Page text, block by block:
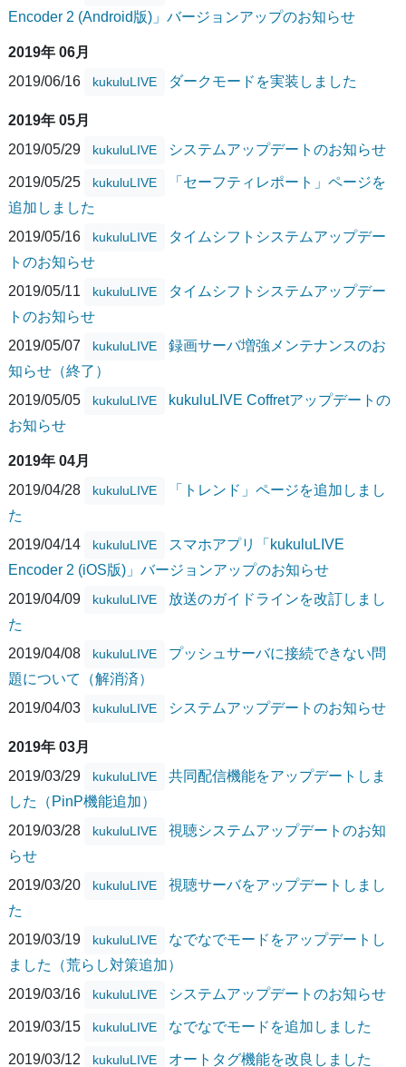
Encoder 2 (Android版)」バージョンアップのお知らせ
2019年 06月
2019/06/16
kukuluLIVE ダークモードを実装しました
2019年 05月
2019/05/29
kukuluLIVE システムアップデートのお知らせ
2019/05/25 kukuluLIVE
「セーフティレポート」ページを
追加しました
2019/05/16
kukuluLIVE
タイムシフトシステムアップデー
トのお知らせ
2019/05/11
kukuluLIVE
タイムシフトシステムアップデー
トのお知らせ
2019/05/07
kukuluLIVE
録画サーバ増強メンテナンスのお
知らせ（終了）
2019/05/05
kukuluLIVE
kukuluLIVE Coffretアップデートの
お知らせ
2019年 04月
2019/04/28
kukuluLIVE
「トレンド」ページを追加しまし
た
2019/04/14
kukuluLIVE
スマホアプリ「kukuluLIVE
Encoder 2 (iOS版)」バージョンアップのお知らせ
2019/04/09
kukuluLIVE
放送のガイドラインを改訂しまし
た
2019/04/08
kukuluLIVE
プッシュサーバに接続できない問
題について（解消済）
2019/04/03
kukuluLIVE システムアップデートのお知らせ
2019年 03月
2019/03/29
kukuluLIVE
共同配信機能をアップデートしま
した（PinP機能追加）
2019/03/28
kukuluLIVE
視聴システムアップデートのお知
らせ
2019/03/20
kukuluLIVE
視聴サーバをアップデートしまし
た
2019/03/19
kukuluLIVE
なでなでモードをアップデートし
ました（荒らし対策追加）
2019/03/16
kukuluLIVE システムアップデートのお知らせ
2019/03/15 kukuluLIVE なでなでモードを追加しました
2019/03/12 kukuluLIVE オートタグ機能を改良しました